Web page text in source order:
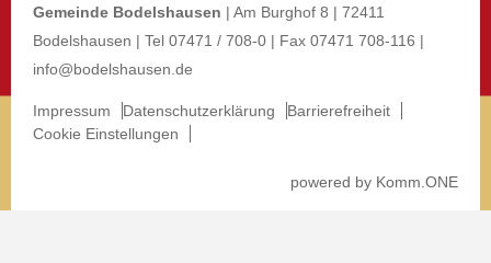
Gemeinde Bodelshausen | Am Burghof 8 | 72411
Bodelshausen | Tel 07471 / 708-0 | Fax 07471 708-116 |
info@bodelshausen.de
Impressum Datenschutzerklärung
Barrierefreiheit
Cookie Einstellungen
powered by Komm.ONE